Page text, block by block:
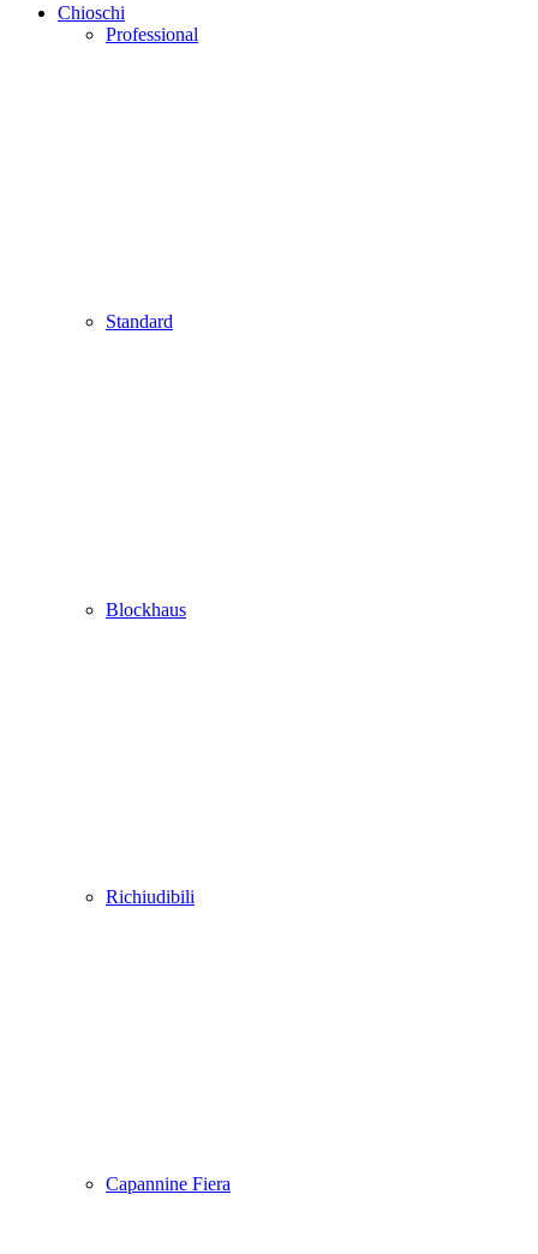
Chioschi
Professional
Standard
Blockhaus
Richiudibili
Capannine Fiera